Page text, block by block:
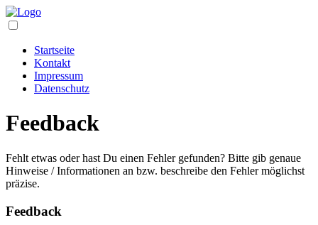
Startseite
Kontakt
Impressum
Datenschutz
Feedback
Fehlt etwas oder hast Du einen Fehler gefunden? Bitte gib genaue
Hinweise / Informationen an bzw. beschreibe den Fehler möglichst
präzise.
Feedback